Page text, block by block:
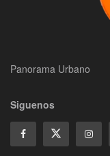
Panorama Urbano
Siguenos